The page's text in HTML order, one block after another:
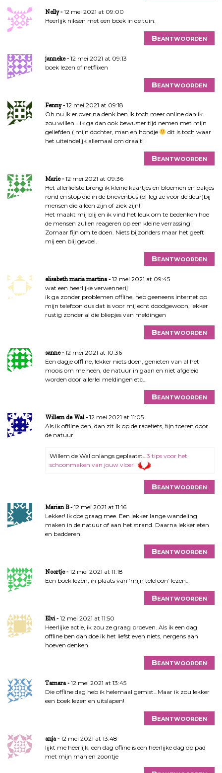
Nelly
12 mei 2021 at 09:00
Heerlijk niksen met een boek in de tuin.
Beantwoorden
janneke
12 mei 2021 at 09:13
boek lezen of netflixen
Beantwoorden
Fenny
12 mei 2021 at 09:18
Oh nu ik er over na denk ben ik toch meer online dan ik
zou willen… ik ga dan ook bewuster tijd nemen met mijn
geliefden ( mijn dochter, man en hondje
dit is toch waar
het uiteindelijk allemaal om draait!
Beantwoorden
Marie
12 mei 2021 at 09:36
Het allerliefste breng ik kleine kaartjes en bloemen en pakjes
rond en stop die in de brievenbus (of leg ze voor de deur)bij
mensen die alleen zijn of ziek zijn!
Het maakt mij blij en ik vind het leuk om te bedenken hoe
de mensen zullen reageren op een kleine verrassing!
Zomaar fijn om te doen. Niets bijzonders maar het geeft
mij een blij gevoel.
Beantwoorden
elisabeth maria martina
12 mei 2021 at 09:45
wat een heerlijke verwennerij
ik ga zonder problemen offline, heb geeneens internet op
mijn telefoon dus dat is voor mij echt doodgewoon, lekker
rustig zonder al die bliepjes van meldingen
Beantwoorden
sanne
12 mei 2021 at 10:36
Een dagje offline, lekker niets doen, genieten van al het
moois om me heen, de natuur in gaan en niet afgeleid
worden door allerlei meldingen etc…
Beantwoorden
Willem de Wal
12 mei 2021 at 11:05
Als ik offline ben, dan zit ik op de racefiets, fijn toeren door
de natuur.
Willem de Wal onlangs geplaatst… 3 tips voor het
schoonmaken van jouw vloer
Beantwoorden
Marian B
12 mei 2021 at 11:16
Lekker! Ik doe graag mee. Een lekker lange wandeling
maken in de natuur of aan het strand. Daarna lekker eten
en badderen.
Beantwoorden
Noortje
12 mei 2021 at 11:18
Een boek lezen, in plaats van ‘mijn telefoon’ lezen…
Beantwoorden
Elvi
12 mei 2021 at 11:50
Heerlijke actie, ik zou ze graag proeven. Als ik een dag
offline ben dan doe ik het liefst even niets, nergens aan
hoeven denken.
Beantwoorden
Tamara
12 mei 2021 at 13:45
Die offline dag heb ik helemaal gemist…Maar ik zou lekker
een boek lezen en uitslapen!
Beantwoorden
anja
12 mei 2021 at 13:48
lijkt me heerlijk, een dag ofline is een heerlijke dag op pad
met mijn man en zoontje